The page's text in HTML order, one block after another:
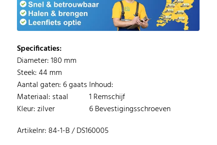
Specificaties:
Diameter: 180 mm
Steek: 44 mm
Aantal gaten: 6 gaats
Materiaal: staal
Kleur: zilver
Inhoud:
1 Remschijf
6 Bevestigingsschroeven
Artikelnr: 84-1-B / DS160005